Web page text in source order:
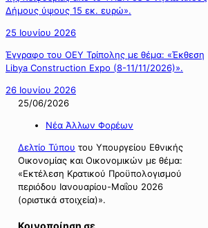
Δήμους ύψους 15 εκ. ευρώ».
25 Ιουνίου 2026
Έγγραφο του ΟΕΥ Τρίπολης με θέμα: «Έκθεση
Libya Construction Expo (8-11/11/2026)».
26 Ιουνίου 2026
25/06/2026
Νέα Άλλων Φορέων
Δελτίο Τύπου του Υπουργείου Εθνικής
Οικονομίας και Οικονομικών με θέμα:
«Εκτέλεση Κρατικού Προϋπολογισμού
περιόδου Ιανουαρίου-Μαΐου 2026
(οριστικά στοιχεία)».